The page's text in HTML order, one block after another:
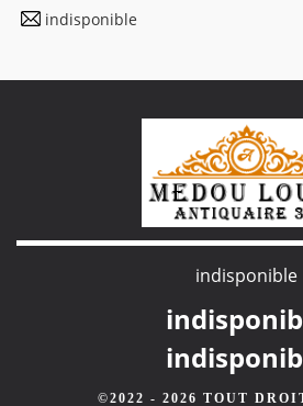
indisponible
indisponible
©2022 - 2026 TOUT